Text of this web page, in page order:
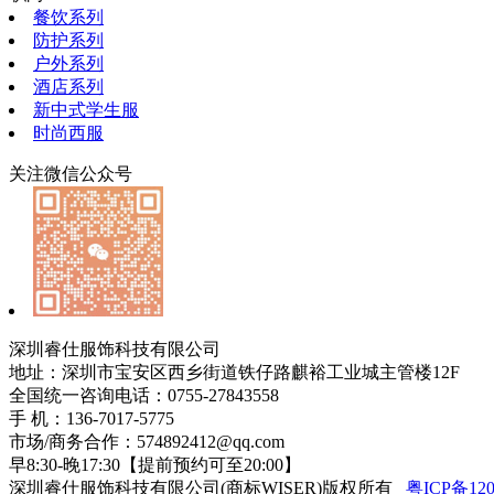
餐饮系列
防护系列
户外系列
酒店系列
新中式学生服
时尚西服
关注微信公众号
深圳睿仕服饰科技有限公司
地址：深圳市宝安区西乡街道铁仔路麒裕工业城主管楼12F
全国统一咨询电话：0755-27843558
手 机：136-7017-5775
市场/商务合作：574892412@qq.com
早8:30-晚17:30【提前预约可至20:00】
深圳睿仕服饰科技有限公司(商标WISER)版权所有 粤ICP备